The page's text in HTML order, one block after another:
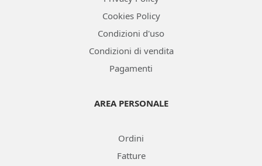
Cookies Policy
Condizioni d'uso
Condizioni di vendita
Pagamenti
AREA PERSONALE
Ordini
Fatture